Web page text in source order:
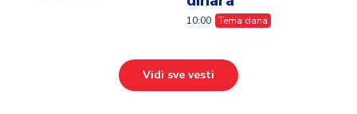
10:00 Tema dana
Vidi sve vesti